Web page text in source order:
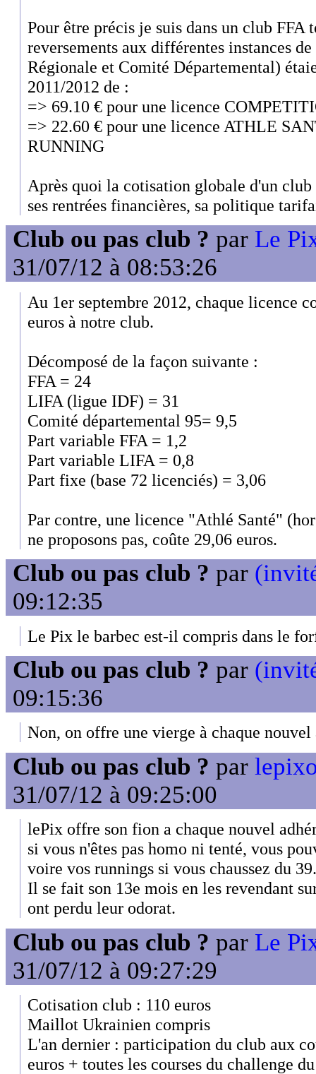
Pour être précis je suis dans un club FFA
reversements aux différentes instances
Régionale et Comité Départemental)
2011/2012 de :
=> 69.10 € pour une licence
=> 22.60 € pour une licence ATHLE
RUNNING
Après quoi la cotisation globale d'un
ses rentrées financières, sa politique
Club ou pas club ? par Le
31/07/12 à 08:53:26
Au 1er septembre 2012, chaque licence
euros à notre club.
Décomposé de la façon suivante :
FFA = 24
LIFA (ligue IDF) = 31
Comité départemental 95= 9,5
Part variable FFA = 1,2
Part variable LIFA = 0,8
Part fixe (base 72 licenciés) = 3,06
Par contre, une licence "Athlé Santé"
ne proposons pas, coûte 29,06 euros.
Club ou pas club ? par
09:12:35
Le Pix le barbec est-il compris dans le
Club ou pas club ? par
09:15:36
Non, on offre une vierge à chaque nouvel
Club ou pas club ? par
31/07/12 à 09:25:00
lePix offre son fion a chaque nouvel
si vous n'êtes pas homo ni tenté, vous
voire vos runnings si vous chaussez du 39.
Il se fait son 13e mois en les revendant
ont perdu leur odorat.
Club ou pas club ? par Le
31/07/12 à 09:27:29
Cotisation club : 110 euros
Maillot Ukrainien compris
L'an dernier : participation du club aux
euros + toutes les courses du challenge